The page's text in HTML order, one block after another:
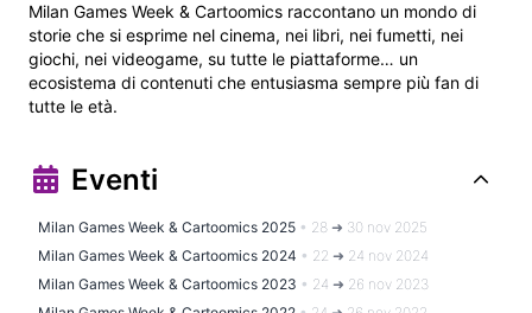
Milan Games Week & Cartoomics raccontano un mondo di
storie che si esprime nel cinema, nei libri, nei fumetti, nei
giochi, nei videogame, su tutte le piattaforme… un
ecosistema di contenuti che entusiasma sempre più fan di
tutte le età.
Eventi
Milan Games Week & Cartoomics 2025 • 28 ➜ 30 nov 2025
Milan Games Week & Cartoomics 2024 • 22 ➜ 24 nov 2024
Milan Games Week & Cartoomics 2023 • 24 ➜ 26 nov 2023